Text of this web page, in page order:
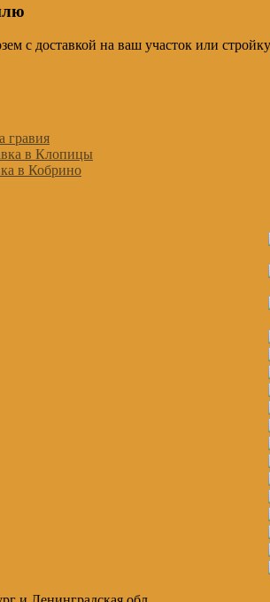
с доставкой на ваш участок или
гравия
в Клопицы
в Кобрино